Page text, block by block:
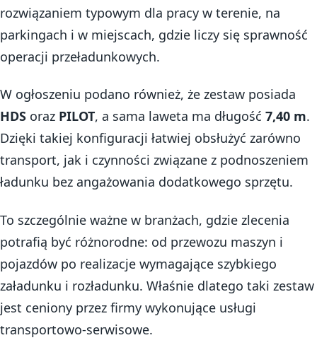
rozwiązaniem typowym dla pracy w terenie, na
parkingach i w miejscach, gdzie liczy się sprawność
operacji przeładunkowych.
W ogłoszeniu podano również, że zestaw posiada
HDS oraz PILOT, a sama laweta ma długość 7,40 m.
Dzięki takiej konfiguracji łatwiej obsłużyć zarówno
transport, jak i czynności związane z podnoszeniem
ładunku bez angażowania dodatkowego sprzętu.
To szczególnie ważne w branżach, gdzie zlecenia
potrafią być różnorodne: od przewozu maszyn i
pojazdów po realizacje wymagające szybkiego
załadunku i rozładunku. Właśnie dlatego taki zestaw
jest ceniony przez firmy wykonujące usługi
transportowo-serwisowe.